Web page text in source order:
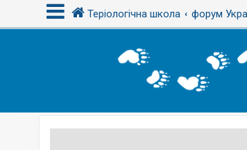
Теріологічна школа форум